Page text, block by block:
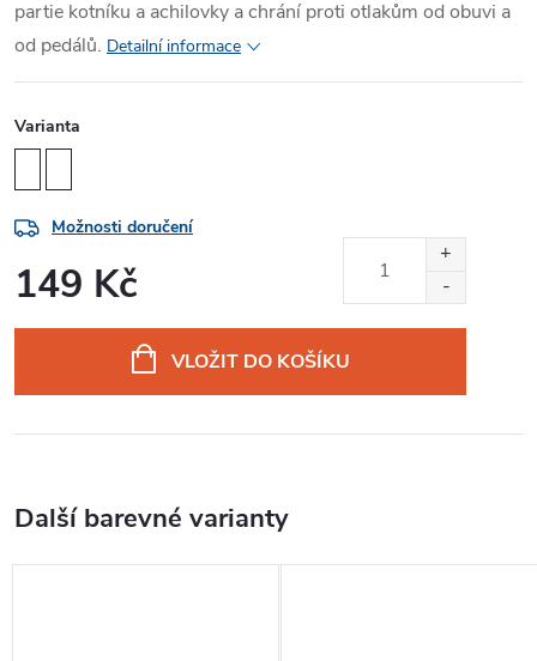
partie kotníku a achilovky a chrání proti otlakům od obuvi a
od pedálů. Detailní informace
Varianta
Možnosti doručení
149 Kč
VLOŽIT DO KOŠÍKU